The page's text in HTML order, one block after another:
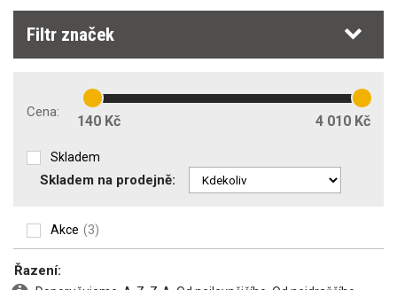
Karabiny
Brzdy
Filtr značek
Cena:
140 Kč 4 010 Kč
Skladem
Skladem na prodejně:
Řazení:
Akce (3)